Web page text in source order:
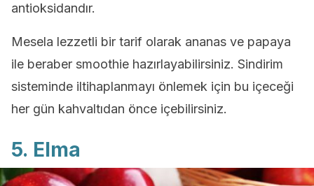
antioksidandır.
Mesela lezzetli bir tarif olarak ananas ve papaya
ile beraber smoothie hazırlayabilirsiniz. Sindirim
sisteminde iltihaplanmayı önlemek için bu içeceği
her gün kahvaltıdan önce içebilirsiniz.
5. Elma